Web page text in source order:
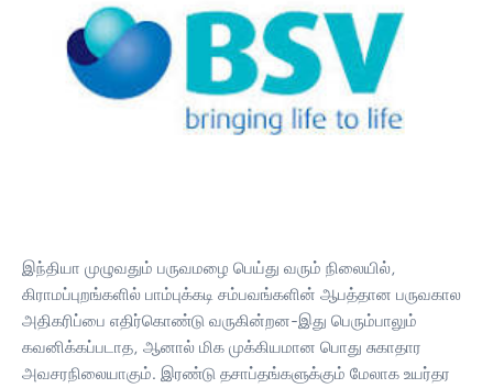
இந்தியா முழுவதும் பருவமழை பெய்து வரும் நிலையில்,
கிராமப்புறங்களில் பாம்புக்கடி சம்பவங்களின் ஆபத்தான பருவகால
அதிகரிப்பை எதிர்கொண்டு வருகின்றன-இது பெரும்பாலும்
கவனிக்கப்படாத, ஆனால் மிக முக்கியமான பொது சுகாதார
அவசரநிலையாகும். இரண்டு தசாப்தங்களுக்கும் மேலாக உயர்தர